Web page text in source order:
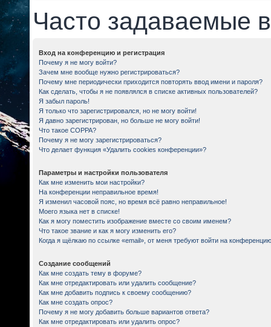
Часто задаваемые
Вход на конференцию и регистрация
Почему я не могу войти?
Зачем мне вообще нужно регистрироваться?
Почему мне периодически приходится повторять ввод имени и пароля?
Как сделать, чтобы я не появлялся в списке активных пользователей?
Я забыл пароль!
Я только что зарегистрировался, но не могу войти!
Я давно зарегистрирован, но больше не могу войти!
Что такое COPPA?
Почему я не могу зарегистрироваться?
Что делает функция «Удалить cookies конференции»?
Параметры и настройки пользователя
Как мне изменить мои настройки?
На конференции неправильное время!
Я изменил часовой пояс, но время всё равно неправильное!
Моего языка нет в списке!
Как я могу поместить изображение вместе со своим именем?
Что такое звание и как я могу изменить его?
Когда я щёлкаю по ссылке «email», от меня требуют войти на
Создание сообщений
Как мне создать тему в форуме?
Как мне отредактировать или удалить сообщение?
Как мне добавить подпись к своему сообщению?
Как мне создать опрос?
Почему я не могу добавить больше вариантов ответа?
Как мне отредактировать или удалить опрос?